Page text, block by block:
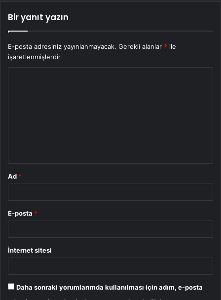
Bir yanıt yazın
E-posta adresiniz yayınlanmayacak. Gerekli alanlar * ile
işaretlenmişlerdir
Ad *
E-posta *
İnternet sitesi
Daha sonraki yorumlarımda kullanılması için adım, e-posta